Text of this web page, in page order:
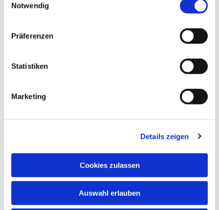
Notwendig
Präferenzen
Statistiken
Marketing
Details zeigen
Cookies zulassen
Auswahl erlauben